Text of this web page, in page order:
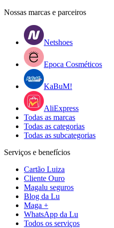
Nossas marcas e parceiros
Netshoes
Epoca Cosméticos
KaBuM!
AliExpress
Todas as marcas
Todas as categorias
Todas as subcategorias
Serviços e benefícios
Cartão Luiza
Cliente Ouro
Magalu seguros
Blog da Lu
Maga +
WhatsApp da Lu
Todos os serviços